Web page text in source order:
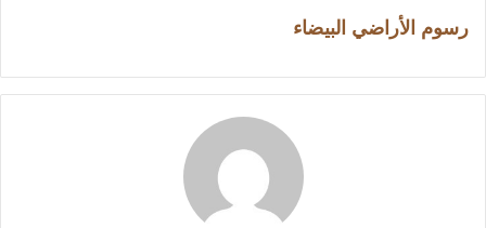
رسوم الأراضي البيضاء